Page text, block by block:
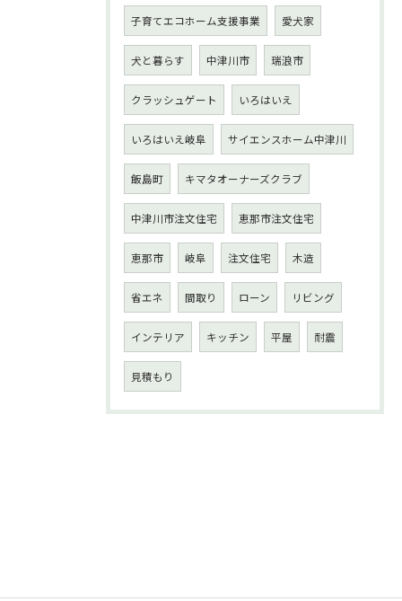
子育てエコホーム支援事業 愛犬家
犬と暮らす 中津川市 瑞浪市
クラッシュゲート いろはいえ
いろはいえ岐阜 サイエンスホーム中津川
飯島町 キマタオーナーズクラブ
中津川市注文住宅 恵那市注文住宅
恵那市 岐阜 注文住宅 木造
省エネ 間取り ローン リビング
インテリア キッチン 平屋 耐震
見積もり